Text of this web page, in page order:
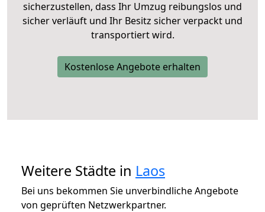
sicherzustellen, dass Ihr Umzug reibungslos und
sicher verläuft und Ihr Besitz sicher verpackt und
transportiert wird.
Kostenlose Angebote erhalten
Weitere Städte in Laos
Bei uns bekommen Sie unverbindliche Angebote
von geprüften Netzwerkpartner.